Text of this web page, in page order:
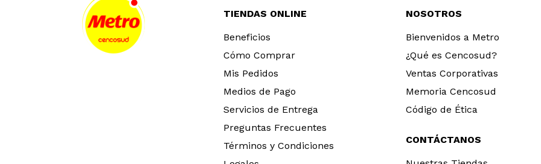
TIENDAS ONLINE
Beneficios
Cómo Comprar
Mis Pedidos
Medios de Pago
Servicios de Entrega
Preguntas Frecuentes
Términos y Condiciones
NOSOTROS
Bienvenidos a Metro
¿Qué es Cencosud?
Ventas Corporativas
Memoria Cencosud
Código de Ética
CONTÁCTANOS